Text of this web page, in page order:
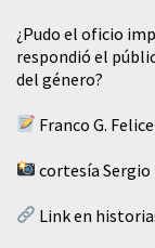
¿Pudo el oficio
respondió el
del género?
Franco G. Felice
cortesía Sergio
Link en